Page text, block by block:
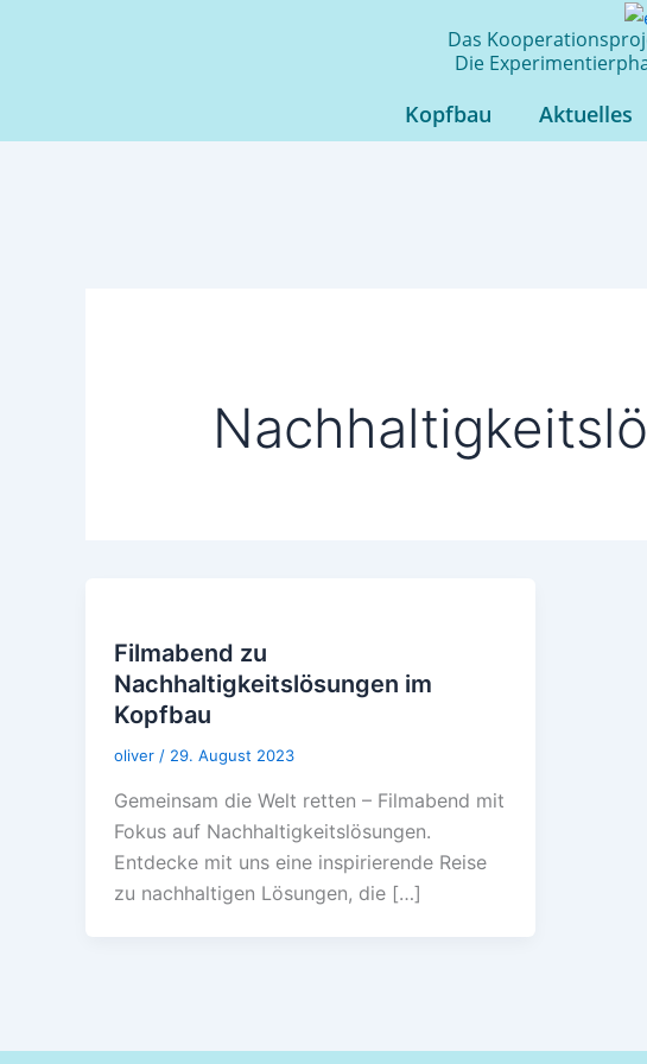
Das
Die
Kopfbau Aktuelles
Filmabend zu
Nachhaltigkeitslösungen im
Kopfbau
oliver / 29. August 2023
Gemeinsam die Welt retten – Filmabend mit
Fokus auf Nachhaltigkeitslösungen.
Entdecke mit uns eine inspirierende Reise
zu nachhaltigen Lösungen, die […]